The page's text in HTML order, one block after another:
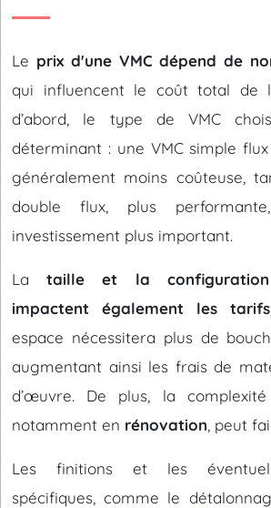
Le prix d'une VMC dépend de
qui influencent le coût total de
d’abord, le type de VMC
déterminant : une VMC simple
généralement moins coûteuse,
double flux, plus
investissement plus important.
Lataille et la
impactent également les tarifs
espace nécessitera plus de
augmentant ainsi les frais de
d’œuvre. De plus, la complexité
notamment en rénovation , peut
Les finitions et les
spécifiques, comme le